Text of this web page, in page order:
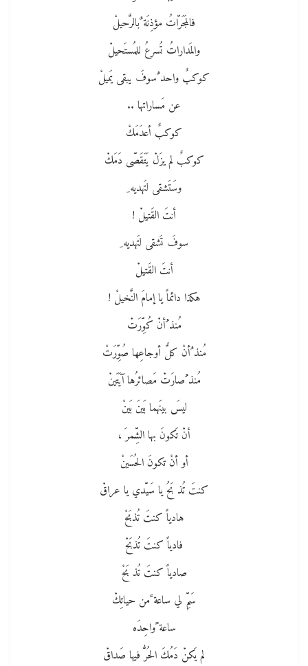
فالمَجَرّاتُ مؤذِنَة ٌبالرَّحيلْ
والمَداراتُ تُسرعُ للمُستَحيلْ
كوكبٌ واحد ٌسوفَ يبقى يَميلْ
عن مَساراتها ..
كوكبٌ أعدَمَكْ
كوكبٌ لم يزَلْ يَتَقَصّى دَمَكْ
وسَتَشقى لتَهديه ِ
أنتَ القَتيلْ !
سوفَ تَشقى لتَهديه ِ
أنتَ القَتيلْ
هكذا دائماً يا إمامَ النَّخيلْ !
مُنذ ُأنْ كُوِّرَتْ
مُنذ ُأنْ كلُّ أوجاعِها صُوِّرَتْ
مُنذ ُصارَتْ مَصائرُها آيَتَينْ
ليسَ بينَهما بَينَ بَينْ
أنْ تَكونَ بها الشِّمرَ ،
أو أنْ تكونَ الحُسَينْ
كنتَ تُذ بَحُ يا سَيّدي يا عراقْ
هادياً كنتَ تُذبَحْ
فادياً كنتَ تُذبَحْ
صادياً كنتَ تُذ بَحْ
سَمِّ لي ساعة ًمن حياتِكْ
ساعة ًواحِدَه
لم يَكنْ دَمُكَ الحُرُّ فيها صَداقْ